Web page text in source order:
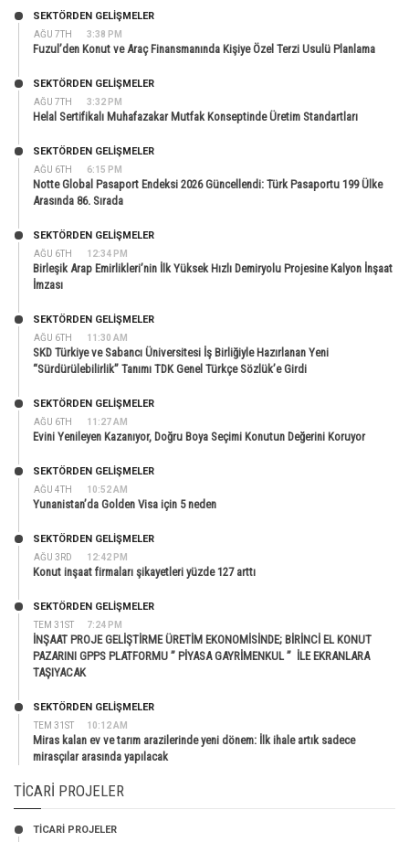
AĞU 7TH 3:38 PM
SEKTÖRDEN GELIŞMELER
Fuzul’den Konut ve Araç Finansmanında Kişiye Özel Terzi Usulü Planlama
AĞU 7TH 3:32 PM
SEKTÖRDEN GELIŞMELER
Helal Sertifikalı Muhafazakar Mutfak Konseptinde Üretim Standartları
AĞU 6TH 6:15 PM
SEKTÖRDEN GELIŞMELER
Notte Global Pasaport Endeksi 2026 Güncellendi: Türk Pasaportu 199 Ülke
Arasında 86. Sırada
AĞU 6TH 12:34 PM
SEKTÖRDEN GELIŞMELER
Birleşik Arap Emirlikleri’nin İlk Yüksek Hızlı Demiryolu Projesine Kalyon İnşaat
İmzası
AĞU 6TH 11:30 AM
SEKTÖRDEN GELIŞMELER
SKD Türkiye ve Sabancı Üniversitesi İş Birliğiyle Hazırlanan Yeni
“Sürdürülebilirlik” Tanımı TDK Genel Türkçe Sözlük’e Girdi
AĞU 6TH 11:27 AM
SEKTÖRDEN GELIŞMELER
Evini Yenileyen Kazanıyor, Doğru Boya Seçimi Konutun Değerini Koruyor
AĞU 4TH 10:52 AM
SEKTÖRDEN GELIŞMELER
Yunanistan’da Golden Visa için 5 neden
AĞU 3RD 12:42 PM
SEKTÖRDEN GELIŞMELER
Konut inşaat firmaları şikayetleri yüzde 127 arttı
TEM 31ST 7:24 PM
SEKTÖRDEN GELIŞMELER
İNŞAAT PROJE GELİŞTİRME ÜRETİM EKONOMİSİNDE; BİRİNCİ EL KONUT
PAZARINI GPPS PLATFORMU ” PİYASA GAYRİMENKUL ” İLE EKRANLARA
TAŞIYACAK
TEM 31ST 10:12 AM
SEKTÖRDEN GELIŞMELER
Miras kalan ev ve tarım arazilerinde yeni dönem: İlk ihale artık sadece
mirasçılar arasında yapılacak
TICARI PROJELER
TİCARİ PROJELER